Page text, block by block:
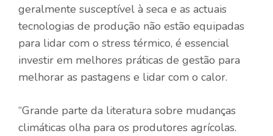
geralmente susceptível à seca e as actuais
tecnologias de produção não estão equipadas
para lidar com o stress térmico, é essencial
investir em melhores práticas de gestão para
melhorar as pastagens e lidar com o calor.
“Grande parte da literatura sobre mudanças
climáticas olha para os produtores agrícolas.